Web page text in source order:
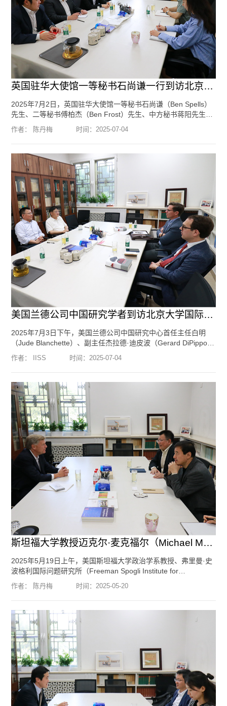
英国驻华大使馆一等秘书石尚谦一行到访北京大学国际战略研究院
2025年7月2日，英国驻华大使馆一等秘书石尚谦（Ben Spells）
先生、二等秘书傅柏杰（Ben Frost）先生、中方秘书蒋阳先生一
行三人到访北京大学国际战略研究院，与我院副院长归泳涛副教
授围绕大国关系、中国与周边国家关系、全球和地区热点问题等
作者： 陈丹梅 时间： 2025-07-04
美国兰德公司中国研究学者到访北京大学国际战略研究院
2025年7月3日下午，美国兰德公司中国研究中心首任主任白明
（Jude Blanchette）、副主任杰拉德·迪皮波（Gerard DiPippo）
访问北京大学国际战略研究院，会见了我院院长于铁军教授、创
始院长王缉思教授。双方就特朗普政府对华政策、中美关系、美
读全文]
作者： IISS 时间： 2025-07-04
斯坦福大学教授迈克尔·麦克福尔（Michael McFaul）到访北京大学国际...
2025年5月19日上午，美国斯坦福大学政治学系教授、弗里曼·史
波格利国际问题研究所（Freeman Spogli Institute for
International Studies）所长迈克尔·麦克福尔（Michael McFaul）
教授到访北京大学国际战略研究院，与我院院长于铁军教授、执
进行了交流。 国际战略研究院研究助理陈丹梅参加了会见。 编
辑：李方琦 摄影：郑淮
作者： 陈丹梅 时间：2025-05-20